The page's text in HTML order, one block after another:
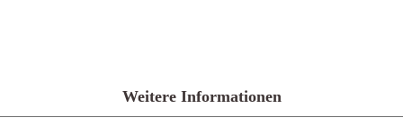
Weitere Informationen